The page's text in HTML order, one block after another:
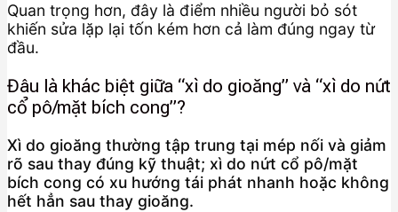
Quan trọng hơn, đây là điểm nhiều người bỏ sót
khiến sửa lặp lại tốn kém hơn cả làm đúng ngay từ
đầu.
Đâu là khác biệt giữa “xì do gioăng” và “xì do nứt
cổ pô/mặt bích cong”?
Xì do gioăng thường tập trung tại mép nối và giảm
rõ sau thay đúng kỹ thuật; xì do nứt cổ pô/mặt
bích cong có xu hướng tái phát nhanh hoặc không
hết hẳn sau thay gioăng.